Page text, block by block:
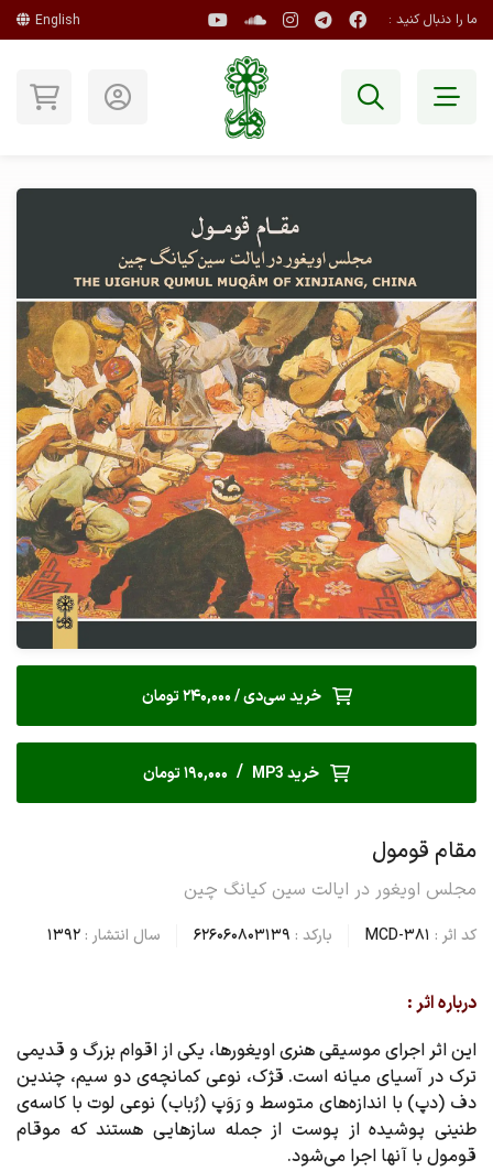
ما را دنبال کنید : English
خرید سی‌دی / 240,000 تومان
خرید MP3 / 190,000 تومان
مقام قومول
مجلس اویغور در ایالت سین کیانگ چین
کد اثر : MCD-381 بارکد : 626060803139 سال انتشار : 1392
درباره اثر :
این اثر اجرای موسیقی هنری اویغورها، یکی از اقوام بزرگ و قدیمی
ترک در آسیای میانه است. قژک، نوعی کمانچه‌ی دو سیم، چندین
دف (دپ) با اندازه‌های متوسط و رَوَپ (رُباب) نوعی لوت با کاسه‌ی
طنینی پوشیده از پوست از جمله سازهایی هستند که موقام
قومول با آنها اجرا می‌شود.